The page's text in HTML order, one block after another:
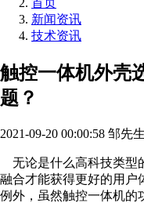
首页
新闻资讯
技术资讯
触控一体机外壳
题？
2021-09-20 00:00:58 邹先生
无论是什么高科技类型
融合才能获得更好的用户
例外，虽然触控一体机的